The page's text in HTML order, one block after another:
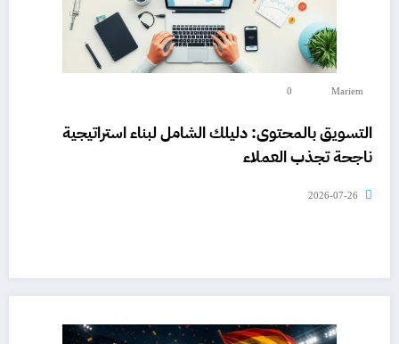
Mariem
0
التسويق بالمحتوى: دليلك الشامل لبناء استراتيجية
ناجحة تجذب العملاء
2026-07-26